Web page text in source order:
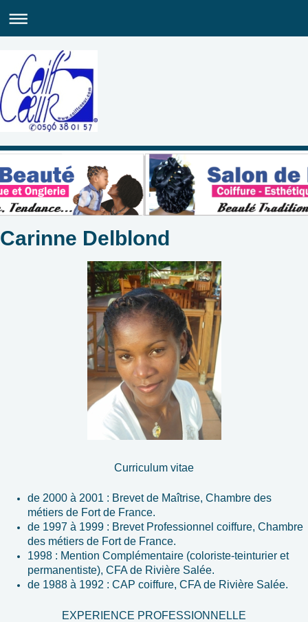
Carinne Delblond
Curriculum vitae
de 2000 à 2001 : Brevet de Maîtrise, Chambre des
métiers de Fort de France.
de 1997 à 1999 : Brevet Professionnel coiffure, Chambre
des métiers de Fort de France.
1998 : Mention Complémentaire (coloriste-teinturier et
permanentiste), CFA de Rivière Salée.
de 1988 à 1992 : CAP coiffure, CFA de Rivière Salée.
EXPERIENCE PROFESSIONNELLE